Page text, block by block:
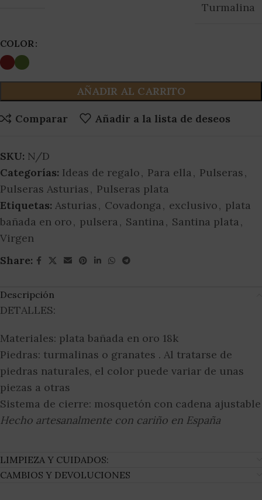
Turmalina
COLOR
AÑADIR AL CARRITO
Comparar Añadir a la lista de deseos
SKU: N/D
Categorías: Ideas de regalo, Para ella, Pulseras,
Pulseras Asturias, Pulseras plata
Etiquetas: Asturias, Covadonga, exclusivo, plata
bañada en oro, pulsera, Santina, Santina plata,
Virgen
Share:
Descripción
DETALLES:
Materiales: plata bañada en oro 18k
Piedras: turmalinas o granates . Al tratarse de
piedras naturales, el color puede variar de unas
piezas a otras
Sistema de cierre: mosquetón con cadena ajustable
Hecho artesanalmente con cariño en España
LIMPIEZA Y CUIDADOS:
CAMBIOS Y DEVOLUCIONES